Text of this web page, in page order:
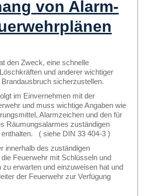
von Alarm-
den Zweck, eine schnelle
und anderer wichtiger
sicherzustellen.
im Einvernehmen mit der
und muss wichtige Angaben wie
Alarmzeichen und den für
Räumungsalarmes zuständigen
( siehe DIN 33 404-3 )
innerhalb des zuständigen
Feuerwehr mit Schlüsseln und
zu erwarten und einzuweisen hat und
der Feuerwehr zur Verfügung